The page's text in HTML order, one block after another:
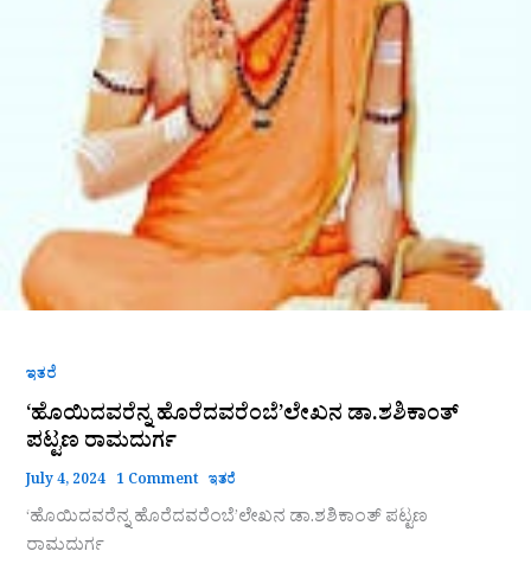
ಇತರೆ
‘ಹೊಯಿದವರೆನ್ನ ಹೊರೆದವರೆಂಬೆ’ಲೇಖನ ಡಾ.ಶಶಿಕಾಂತ್
ಪಟ್ಟಣ ರಾಮದುರ್ಗ
July 4, 2024 1 Comment ಇತರೆ
‘ಹೊಯಿದವರೆನ್ನ ಹೊರೆದವರೆಂಬೆ’ಲೇಖನ ಡಾ.ಶಶಿಕಾಂತ್ ಪಟ್ಟಣ
ರಾಮದುರ್ಗ